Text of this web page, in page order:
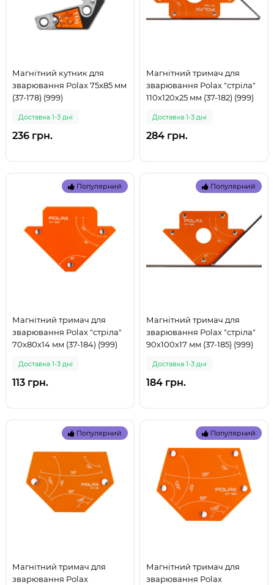
Магнітний кутник для
зварювання Polax 75x85 мм
(37-178) (999)
Доставка 1-3 дні
236 грн.
Магнітний тримач для
зварювання Polax "стріла"
110х120х25 мм (37-182) (999)
Доставка 1-3 дні
284 грн.
Популярний
Магнітний тримач для
зварювання Polax "стріла"
70х80х14 мм (37-184) (999)
Доставка 1-3 дні
113 грн.
Популярний
Магнітний тримач для
зварювання Polax "стріла"
90х100х17 мм (37-185) (999)
Доставка 1-3 дні
184 грн.
Популярний
Магнітний тримач для
зварювання Polax
Популярний
Магнітний тримач для
зварювання Polax